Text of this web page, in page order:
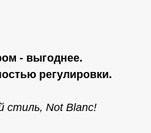
- выгоднее.
регулировки.
Not Blanc!